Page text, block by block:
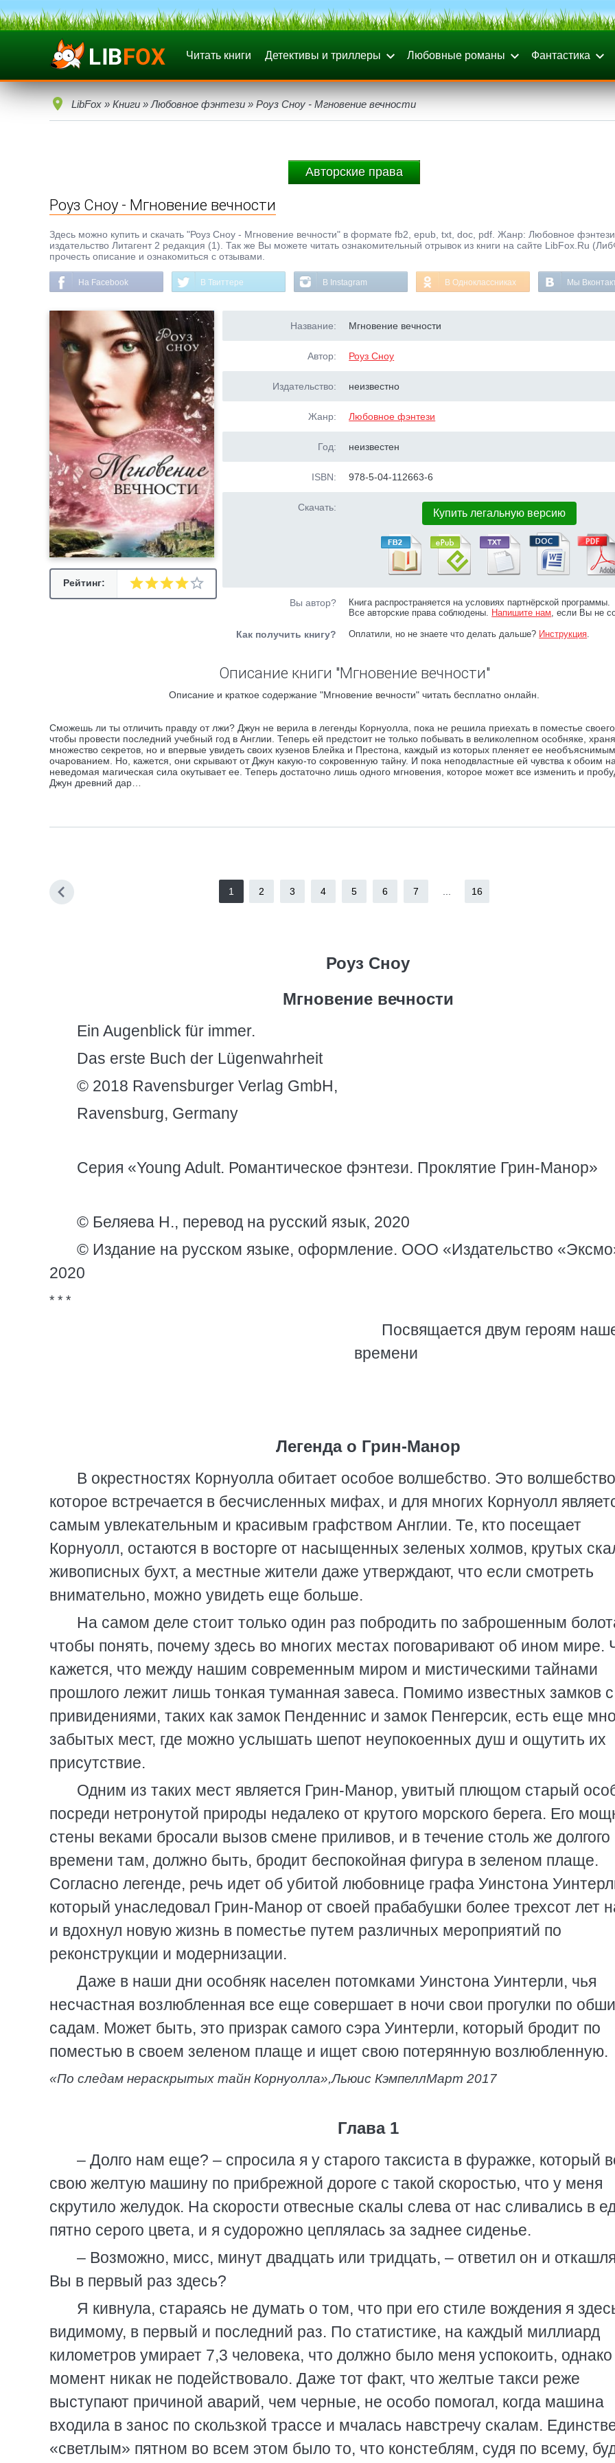
Читать книги Детективы и триллеры Любовные романы Фантастика
LibFox » Книги » Любовное фэнтези » Роуз Сноу - Мгновение вечности
Авторские права
Роуз Сноу - Мгновение вечности
Здесь можно купить и скачать "Роуз Сноу - Мгновение вечности" в формате fb2, epub, txt, doc, pdf. Жанр: Любовное фэнтези,
издательство Литагент 2 редакция (1). Так же Вы можете читать ознакомительный отрывок из книги на сайте LibFox.Ru
прочесть описание и ознакомиться с отзывами.
На Facebook В Твиттере В Instagram В Одноклассниках Мы
Рейтинг:
Название: Мгновение вечности
Автор: Роуз Сноу
Издательство: неизвестно
Жанр: Любовное фэнтези
Год: неизвестен
ISBN: 978-5-04-112663-6
Скачать: Купить легальную версию
Вы автор?
Книга распространяется на условиях партнёрской программы.
Все авторские права соблюдены. Напишите нам, если Вы не
Как получить книгу? Оплатили, но не знаете что делать дальше? Инструкция.
Описание книги "Мгновение вечности"
Описание и краткое содержание "Мгновение вечности" читать бесплатно онлайн.
Сможешь ли ты отличить правду от лжи? Джун не верила в легенды Корнуолла, пока не решила приехать в поместье своего
чтобы провести последний учебный год в Англии. Теперь ей предстоит не только побывать в великолепном особняке,
множество секретов, но и впервые увидеть своих кузенов Блейка и Престона, каждый из которых пленяет ее необъяснимым
очарованием. Но, кажется, они скрывают от Джун какую-то сокровенную тайну. И пока неподвластные ей чувства к обоим
неведомая магическая сила окутывает ее. Теперь достаточно лишь одного мгновения, которое может все изменить и
Джун древний дар…
1 2 3 4 5 6 7 16
Роуз Сноу
Мгновение вечности
Ein Augenblick für immer.
Das erste Buch der Lügenwahrheit
© 2018 Ravensburger Verlag GmbH,
Ravensburg, Germany
Серия «Young Adult. Романтическое фэнтези. Проклятие Грин-Манор»
© Беляева Н., перевод на русский язык, 2020
© Издание на русском языке, оформление. ООО «Издательство
2020
* * *
Посвящается двум героям
времени
Легенда о Грин-Манор
В окрестностях Корнуолла обитает особое волшебство. Это
которое встречается в бесчисленных мифах, и для многих Корнуолл
самым увлекательным и красивым графством Англии. Те, кто посещает
Корнуолл, остаются в восторге от насыщенных зеленых холмов, крутых
живописных бухт, а местные жители даже утверждают, что если смотреть
внимательно, можно увидеть еще больше.
На самом деле стоит только один раз побродить по заброшенным
чтобы понять, почему здесь во многих местах поговаривают об ином мире.
кажется, что между нашим современным миром и мистическими тайнами
прошлого лежит лишь тонкая туманная завеса. Помимо известных замков с
привидениями, таких как замок Пенденнис и замок Пенгерсик, есть еще
забытых мест, где можно услышать шепот неупокоенных душ и ощутить их
присутствие.
Одним из таких мест является Грин-Манор, увитый плющом старый
посреди нетронутой природы недалеко от крутого морского берега. Его
стены веками бросали вызов смене приливов, и в течение столь же долгого
времени там, должно быть, бродит беспокойная фигура в зеленом плаще.
Согласно легенде, речь идет об убитой любовнице графа Уинстона
который унаследовал Грин-Манор от своей прабабушки более трехсот лет
и вдохнул новую жизнь в поместье путем различных мероприятий по
реконструкции и модернизации.
Даже в наши дни особняк населен потомками Уинстона Уинтерли, чья
несчастная возлюбленная все еще совершает в ночи свои прогулки по
садам. Может быть, это призрак самого сэра Уинтерли, который бродит по
поместью в своем зеленом плаще и ищет свою потерянную возлюбленную.
«По следам нераскрытых тайн Корнуолла»,Льюис КэмпеллМарт 2017
Глава 1
– Долго нам еще? – спросила я у старого таксиста в фуражке, который
свою желтую машину по прибрежной дороге с такой скоростью, что у меня
скрутило желудок. На скорости отвесные скалы слева от нас сливались в
пятно серого цвета, и я судорожно цеплялась за заднее сиденье.
– Возможно, мисс, минут двадцать или тридцать, – ответил он и
Вы в первый раз здесь?
Я кивнула, стараясь не думать о том, что при его стиле вождения я
видимому, в первый и последний раз. По статистике, на каждый миллиард
километров умирает 7,3 человека, что должно было меня успокоить, однако
момент никак не подействовало. Даже тот факт, что желтые такси реже
выступают причиной аварий, чем черные, не особо помогал, когда машина
входила в занос по скользкой трассе и мчалась навстречу скалам.
«светлым» пятном во всем этом было то, что констеблям, судя по всему,